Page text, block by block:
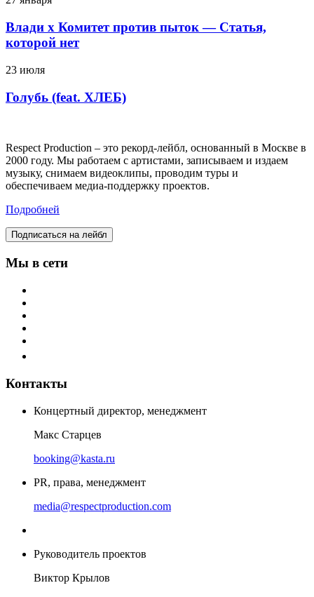
Влади х Комитет против пыток — Статья,
которой нет
23 июля
Голубь (feat. ХЛЕБ)
Respect Production – это рекорд-лейбл, основанный в Москве в
2000 году. Мы работаем с артистами, записываем и издаем
музыку, снимаем видеоклипы, проводим туры и
обеспечиваем медиа-поддержку проектов.
Подробней
Подписаться на лейбл
Мы в сети
Контакты
Концертный директор, менеджмент
Макс Старцев
booking@kasta.ru
PR, права, менеджмент
media@respectproduction.com
Руководитель проектов
Виктор Крылов